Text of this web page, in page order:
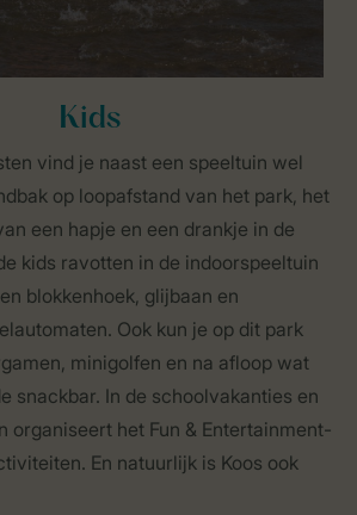
Kids
vind je naast een speeltuin wel
op loopafstand van het park, het
een hapje en een drankje in de
kids ravotten in de indoorspeeltuin
blokkenhoek, glijbaan en
Ook kun je op dit park
minigolfen en na afloop wat
snackbar. In de schoolvakanties en
organiseert het Fun & Entertainment-
En natuurlijk is Koos ook